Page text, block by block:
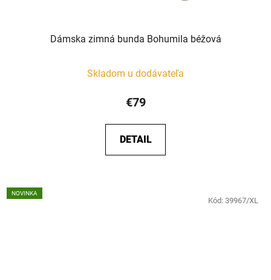
Dámska zimná bunda Bohumila béžová
Skladom u dodávateľa
€79
DETAIL
NOVINKA
Kód: 39967/XL